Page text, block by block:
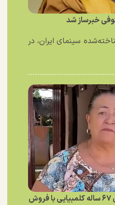
خبرساز شد
سینمای ایران، در
ملکه شایعه کلمبیا؛ زن ۶۷ ساله کلمبیایی با فروش